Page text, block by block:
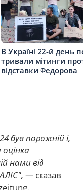
В Україні 22-й день
тривали мітинги
відставки Федорова
був порожній і,
нами від
— сказав